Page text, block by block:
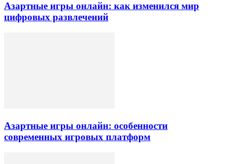
Азартные игры онлайн: как изменился мир
цифровых развлечений
Азартные игры онлайн: особенности
современных игровых платформ